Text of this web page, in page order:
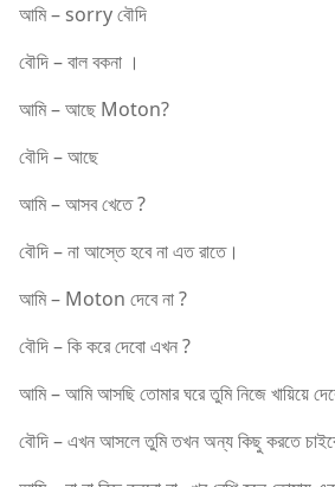
আমি – sorry বৌদি
বৌদি – বাল বকনা ।
আমি – আছে Moton?
বৌদি – আছে
আমি – আসব খেতে ?
বৌদি – না আস্তে হবে না এত রাতে।
আমি – Moton দেবে না ?
বৌদি – কি করে দেবো এখন ?
আমি – আমি আসছি তোমার ঘরে তুমি নিজে খায়িয়ে
বৌদি – এখন আসলে তুমি তখন অন্য কিছু করতে